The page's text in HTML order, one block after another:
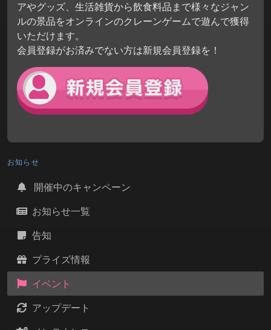
アやグッズ、生活雑貨から飲食料品まで様々なジャン
ルの景品をオンラインのクレーンゲームで遊んで獲得
いただけます。
会員登録がお済みでない方は新規会員登録を！
お知らせ
開催中のキャンペーン
お知らせ一覧
告知
プライズ情報
イベント
アップデート